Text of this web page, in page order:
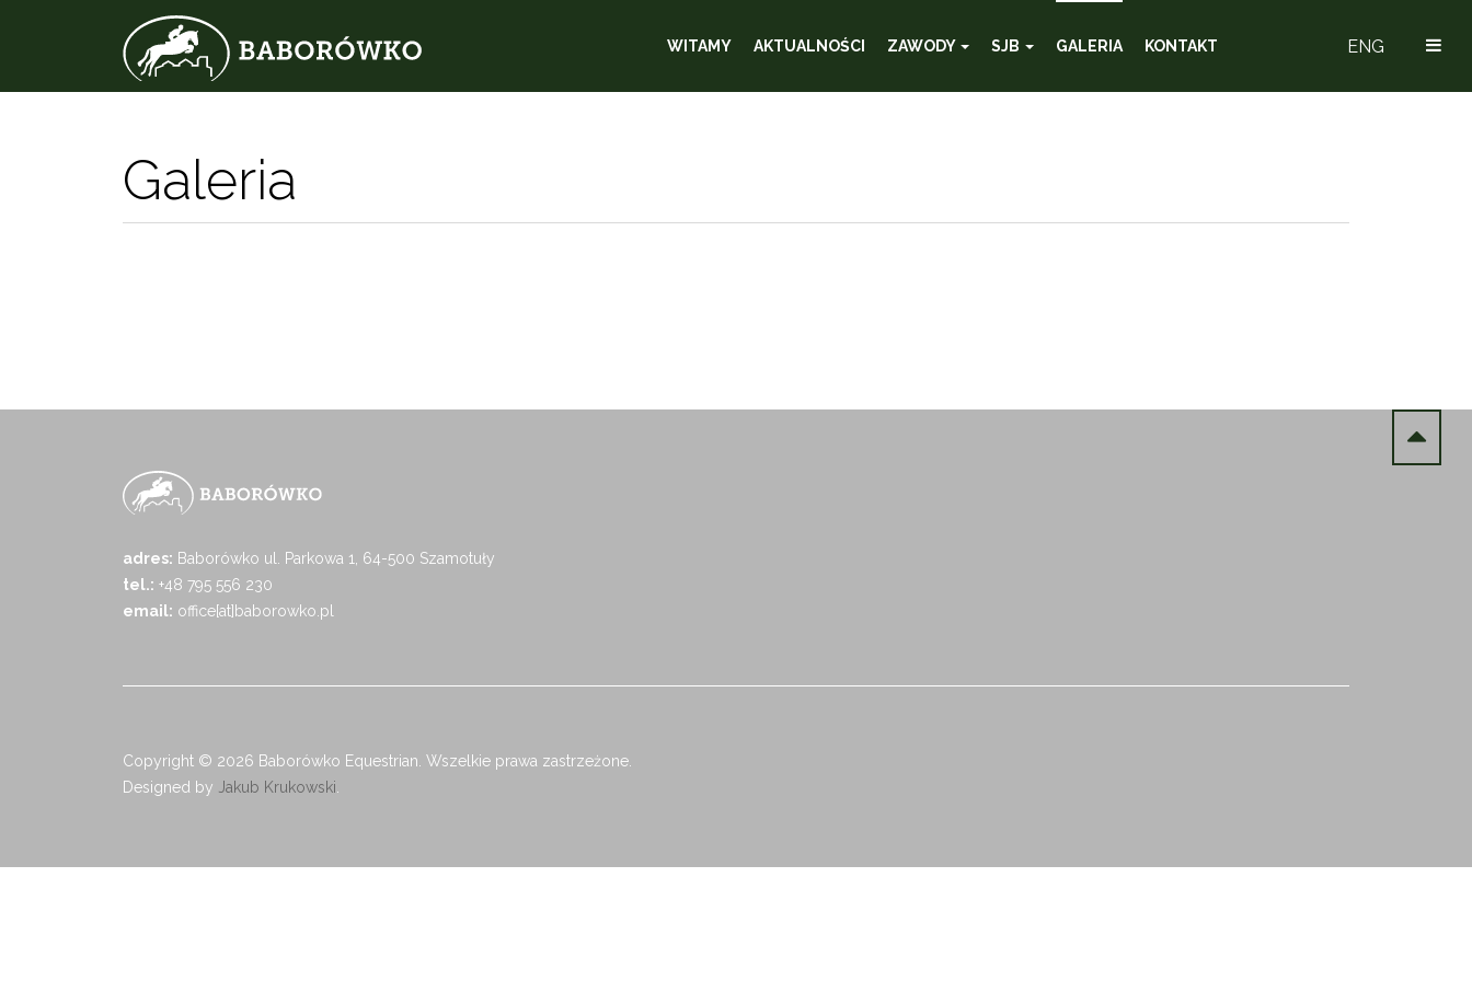
ENG
WITAMY AKTUALNOŚCI ZAWODY SJB GALERIA KONTAKT
Galeria
adres: Baborówko ul. Parkowa 1, 64-500 Szamotuły
tel.: +48 795 556 230
email: office[at]baborowko.pl
Copyright © 2026 Baborówko Equestrian. Wszelkie prawa zastrzeżone.
Designed by Jakub Krukowski